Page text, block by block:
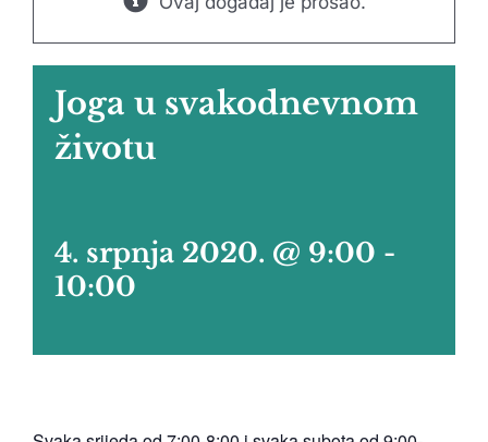
Joga u svakodnevnom
životu
4. srpnja 2020. @ 9:00 -
10:00